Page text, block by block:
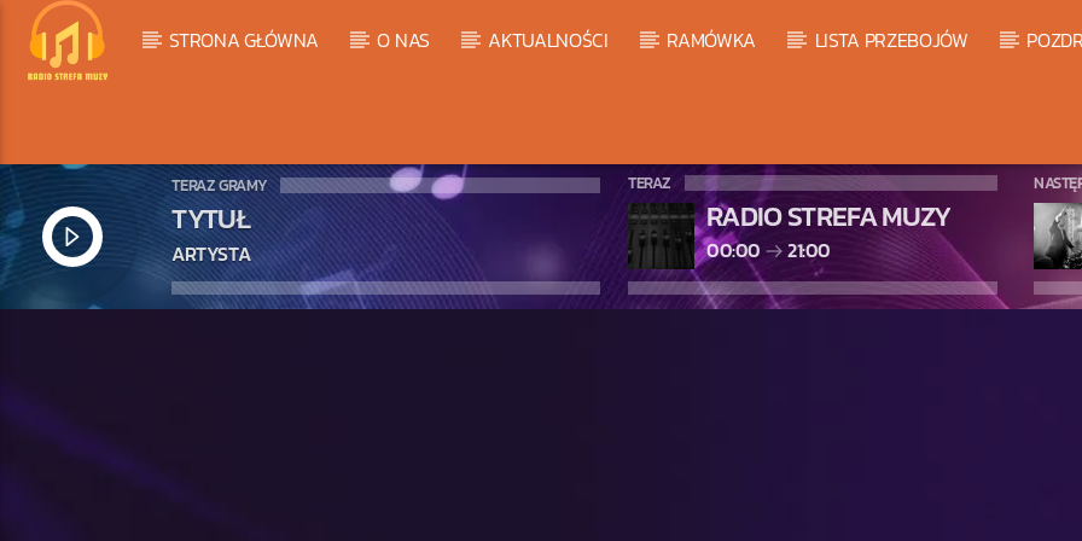
STRONA GŁÓWNA O NAS AKTUALNOŚCI RAMÓWKA LISTA PRZEBOJÓW
TERAZ GRAMY
TYTUŁ
ARTYSTA
TERAZ
RADIO STREFA MUZY
00:00 21:00